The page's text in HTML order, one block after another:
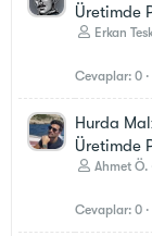
Üretimde
Erkan
Cevaplar 0
Hurda
Üretimde
Ahmet Ö.
Cevaplar 0